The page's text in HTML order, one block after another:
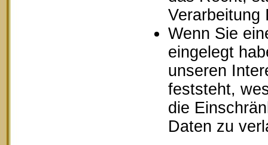
Verarbeitung
Wenn Sie
eingelegt
unseren
feststeht,
die
Daten zu